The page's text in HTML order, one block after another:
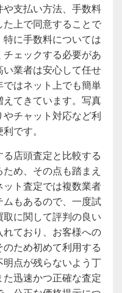
支払い方法、手数料
上で同意することで
特に手数料については
ェックする必要があ
業者は安心して任せ
はネット上でも簡単
てきています。写真
チャット対応など利
です。
店頭査定と比較する
め、その点も踏まえ
ト査定では複数業者
もあるので、一度試
に関して評判の良い
ており、お客様への
ため初めて利用する
点が残らないよう丁
迅速かつ正確な査定